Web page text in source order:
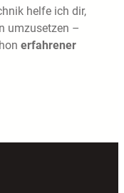
helfe ich dir,
umzusetzen –
erfahrener